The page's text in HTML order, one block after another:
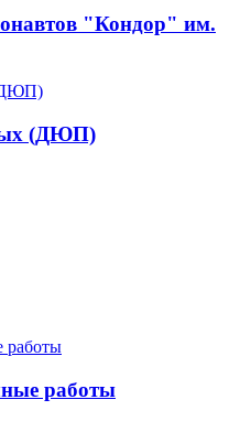
"Кондор" им.
(ДЮП)
работы